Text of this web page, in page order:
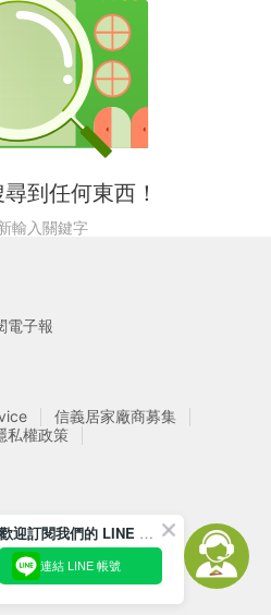
到任何東西！
輸入關鍵字
電子報
信義居家廠商募集
私權政策
租屋
實價登錄
歡迎訂閱我們的 LINE 官方帳號
連結 LINE 帳號